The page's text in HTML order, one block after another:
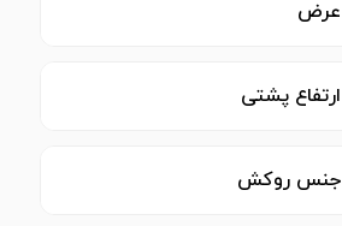
عرض
ارتفاع پشتی
جنس روکش